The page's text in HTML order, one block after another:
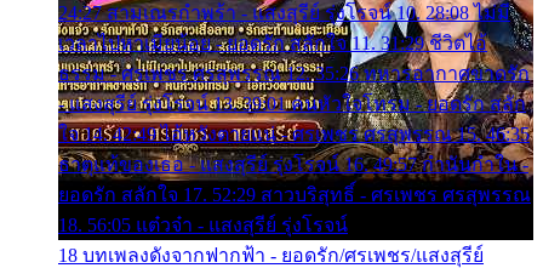
24:27 สามเณรกำพร้า - แสงสุรีย์ รุ่งโรจน์ 10. 28:08 ไม่มี
เวลาไปหาเมียน้อย - ยอดรัก สลักใจ 11. 31:29 ชีวิตไอ้
ธรรม - ศรเพชร ศรสุพรรณ 12. 35:26 ทหารอากาศขาดรัก
- แสงสุรีย์ รุ่งโรจน์ 13. 39:01 คนหัวใจโทรม - ยอดรัก สลัก
ใจ 14. 42:49 ไอ้หวังตายแน่ - ศรเพชร ศรสุพรรณ 15. 46:35
ธาตุแท้ของเธอ - แสงสุรีย์ รุ่งโรจน์ 16. 49:57 กำนันกำใน -
ยอดรัก สลักใจ 17. 52:29 สาวบริสุทธิ์ - ศรเพชร ศรสุพรรณ
18. 56:05 แต๋วจ๋า - แสงสุรีย์ รุ่งโรจน์
18 บทเพลงดังจากฟากฟ้า - ยอดรัก/ศรเพชร/แสงสุรีย์